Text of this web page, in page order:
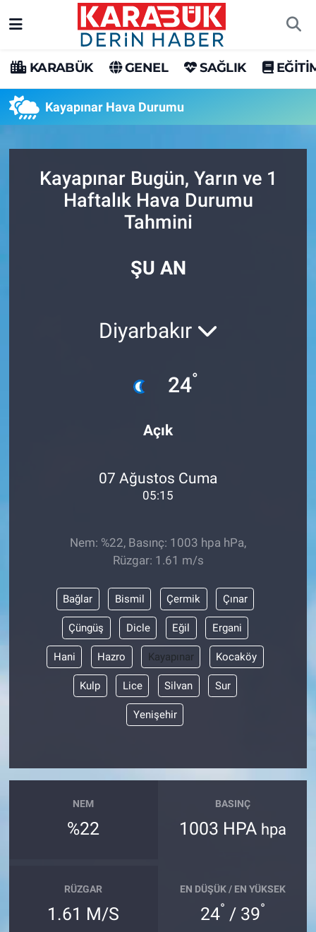
KARABÜK GENEL SAĞLIK
Kayapınar Hava Durumu
Kayapınar Bugün, Yarın ve 1
Haftalık Hava Durumu
Tahmini
ŞU AN
Diyarbakır
24°
Açık
07 Ağustos Cuma
05:15
Nem: %22, Basınç: 1003 hpa hPa,
Rüzgar: 1.61 m/s
Bağlar Bismil Çermik Çınar
Çüngüş Dicle Eğil Ergani
Hani Hazro Kayapınar Kocaköy
Kulp Lice Silvan Sur
Yenişehir
NEM
%22
BASINÇ
1003 HPA hpa
RÜZGAR
1.61 M/S
EN DÜŞÜK / EN YÜKSEK
24° / 39°
Karabük Hava Durumu
Karabük Trafik Yoğunluk Haritası
Tüm Manşetler
Son Dakika Haberleri